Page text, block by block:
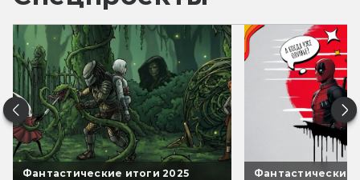
Фантастические итоги 2025 Фантастические